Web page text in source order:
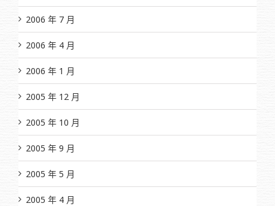
2006 年 7 月
2006 年 4 月
2006 年 1 月
2005 年 12 月
2005 年 10 月
2005 年 9 月
2005 年 5 月
2005 年 4 月